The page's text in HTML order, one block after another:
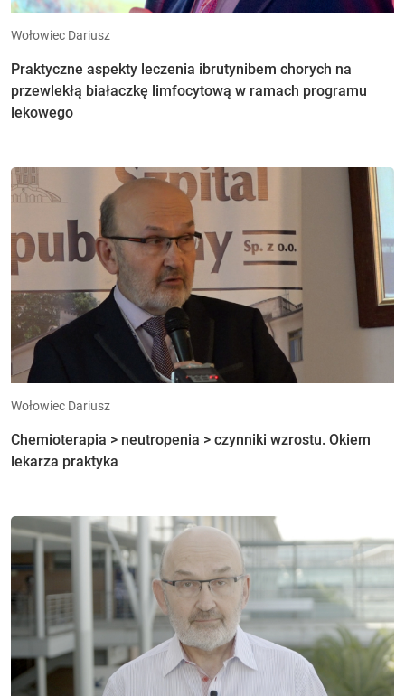
Wołowiec Dariusz
Praktyczne aspekty leczenia ibrutynibem chorych na
przewlekłą białaczkę limfocytową w ramach programu
lekowego
Wołowiec Dariusz
Chemioterapia > neutropenia > czynniki wzrostu. Okiem
lekarza praktyka